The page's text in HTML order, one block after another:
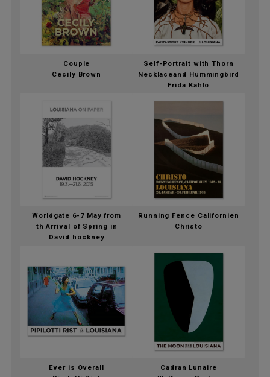
Couple
Cecily Brown
Self-Portrait with Thorn
Necklaceand Hummingbird
Frida Kahlo
Worldgate 6-7 May from
th Arrival of Spring in
David hockney
Running Fence Californien
Christo
Ever is Overall
Cadran Lunaire